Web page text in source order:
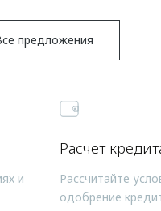
предложения
и
Расчет
Рассчитайте
одобрение